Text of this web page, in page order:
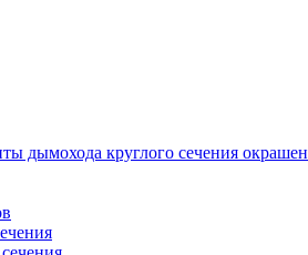
дымохода круглого сечения